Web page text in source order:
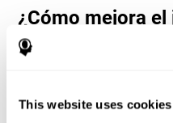
This website uses cookies
¿Cómo mejora el
“Puzle 3D
cognitivas?
Artístico de CogniFit estimula